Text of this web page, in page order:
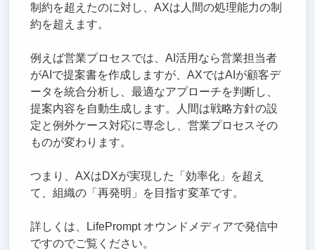
制約を超えたのに対し、AXは人間の処理能力の制
約を超えます。
例えば営業プロセスでは、AI活用なら営業担当者
がAIで提案書を作成しますが、AXではAIが顧客デ
ータを統合分析し、最適なアプローチを判断し、
提案内容を自動生成します。人間は戦略方針の設
定と例外ケース対応に専念し、営業プロセスその
ものが変わります。
つまり、AXはDXが実現した「効率化」を超え
て、組織の「再発明」を目指す変革です。
詳しくは、LifePrompt オウンドメディアで発信中
ですのでご覧ください。